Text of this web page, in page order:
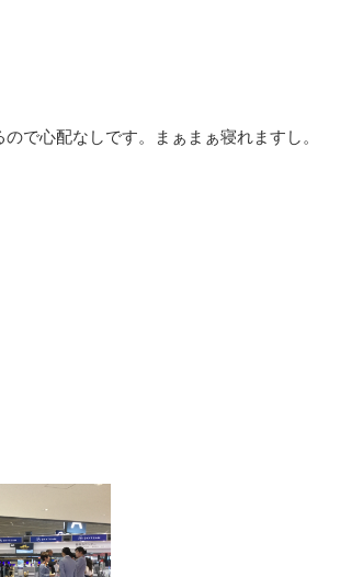
で心配なしです。まぁまぁ寝れますし。